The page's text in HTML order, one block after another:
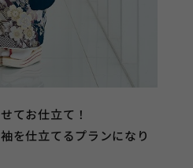
てお仕立て！
を仕立てるプランになり